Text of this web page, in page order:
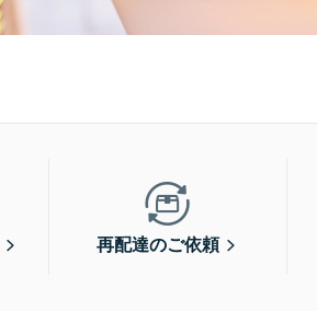
再配達のご依頼